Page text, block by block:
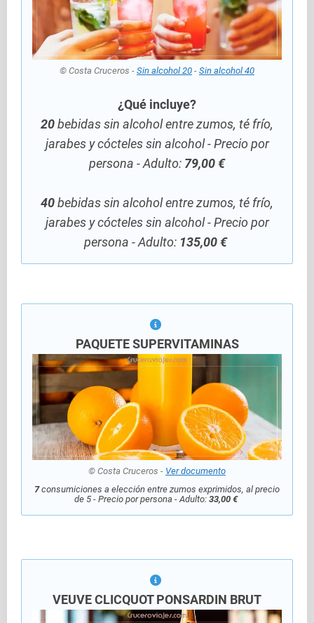
© Costa Cruceros - Sin alcohol 20 - Sin alcohol 40
¿Qué incluye?
20bebidas sin alcohol entre zumos, té frío,
jarabes y cócteles sin alcohol - Precio por
persona - Adulto: 79,00 €
40bebidas sin alcohol entre zumos, té frío,
jarabes y cócteles sin alcohol - Precio por
persona - Adulto: 135,00 €
PAQUETE SUPERVITAMINAS
© Costa Cruceros - Ver documento
7consumiciones a elección entre zumos exprimidos, al precio
de 5 - Precio por persona - Adulto: 33,00 €
VEUVE CLICQUOT PONSARDIN BRUT